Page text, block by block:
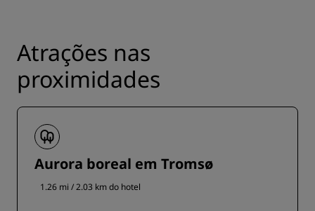
Atrações nas
proximidades
Aurora boreal em Tromsø
1.26 mi / 2.03 km do hotel